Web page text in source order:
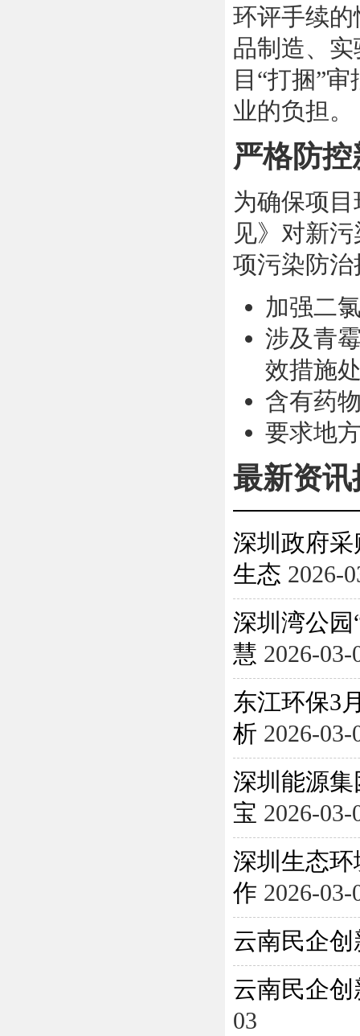
环评手续
品制造、
目“打捆”
业的负担。
严格防
为确保项
见》对新
项污染防
加强二
涉及青
效措施
含有药
要求地
最新资讯
深圳政府
生态 2026-
深圳湾公
慧 2026-03-
东江环保3
析 2026-03-
深圳能源
宝 2026-03-
深圳生态
作 2026-03-
云南民企
云南民企
03